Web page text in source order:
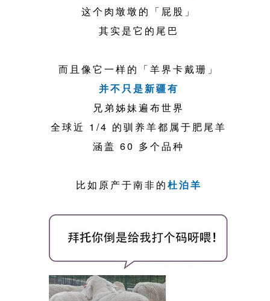
这个肉墩墩的「屁股」
其实是它的尾巴
而且像它一样的「羊界卡戴珊」
并不只是新疆有
兄弟姊妹遍布世界
全球近 1/4 的驯养羊都属于肥尾羊
涵盖 60 多个品种
比如原产于南非的杜泊羊